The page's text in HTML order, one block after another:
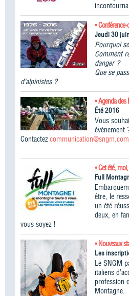
•
Jeudi 30
Pourquoi
Comment
danger ?
Que se
d’alpinistes ?
• Agenda des
Été 2016
Vous
évènement
Contactezcommunication@sngm.com
• Cet été,
Full
être, le
un été
deux, en
vous soyez !
• Nouveaux
Les
Le SNGM
italiens
profession
Montagne.